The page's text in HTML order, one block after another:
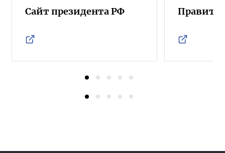
Сайт президента РФ